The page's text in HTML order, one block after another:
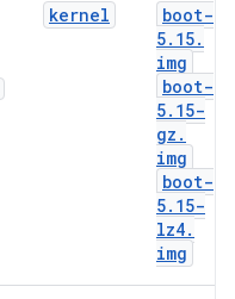
kernel
boot-
5. 15.
img
boot-
5. 15-
gz .
img
boot-
5. 15-
lz4.
img